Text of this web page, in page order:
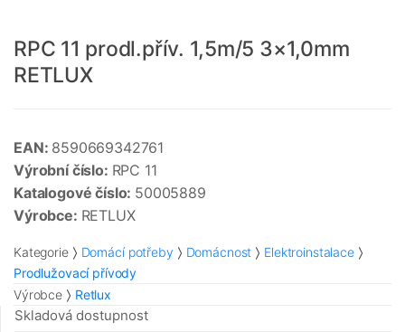
RPC 11 prodl.přív. 1,5m/5 3×1,0mm
RETLUX
EAN: 8590669342761
Výrobní číslo: RPC 11
Katalogové číslo: 50005889
Výrobce: RETLUX
Kategorie Domácí potřeby Domácnost
Elektroinstalace
Prodlužovací přívody
Výrobce
Retlux
Skladová dostupnost